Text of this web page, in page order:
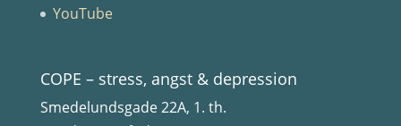
YouTube
COPE – stress, angst & depression
Smedelundsgade 22A, 1. th.